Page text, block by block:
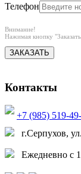
Телефон
Внимание!
Нажимая кнопку
ЗАКАЗАТЬ
Контакты
+7 (985) 519-
г.Серпухов,
Ежедневно с